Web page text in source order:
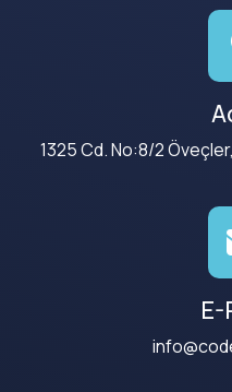
1325 Cd. No:8/2